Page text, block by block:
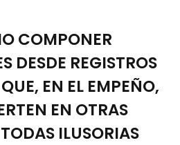
COMPONER
DESDE REGISTROS
EN EL EMPEÑO,
EN OTRAS
ILUSORIAS